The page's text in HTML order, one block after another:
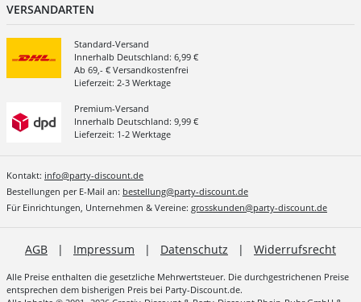
VERSANDARTEN
Standard-Versand
Innerhalb Deutschland: 6,99 €
Ab 69,- € Versandkostenfrei
Lieferzeit: 2-3 Werktage
Premium-Versand
Innerhalb Deutschland: 9,99 €
Lieferzeit: 1-2 Werktage
Kontakt: info@party-discount.de
Bestellungen per E-Mail an: bestellung@party-discount.de
Für Einrichtungen, Unternehmen & Vereine: grosskunden@party-discount.de
AGB | Impressum | Datenschutz | Widerrufsrecht
Alle Preise enthalten die gesetzliche Mehrwertsteuer. Die durchgestrichenen Preise
entsprechen dem bisherigen Preis bei Party-Discount.de.